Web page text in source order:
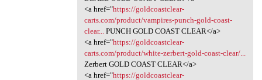
<a href="https://goldcoastclear-
carts.com/product/vampires-punch-gold-coast-
clear...
PUNCH GOLD COAST CLEAR</a>
<a href="https://goldcoastclear-
carts.com/product/white-zerbert-gold-coast-clear/...
Zerbert GOLD COAST CLEAR</a>
<a href="https://goldcoastclear-